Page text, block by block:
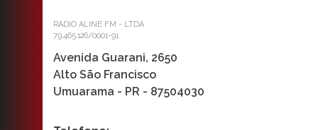
RADIO ALINE FM - LTDA
79.465.126/0001-91
Avenida Guarani, 2650
Alto São Francisco
Umuarama - PR - 87504030